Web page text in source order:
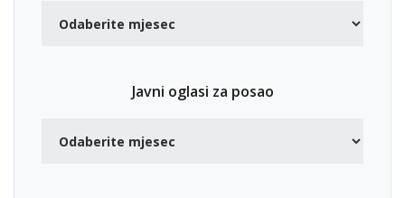
Javni oglasi za posao